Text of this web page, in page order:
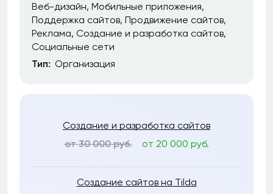
Веб-дизайн Мобильные приложения
Поддержка сайтов Продвижение сайтов
Реклама Создание и разработка сайтов
Социальные сети
Тип: Организация
Создание и разработка сайтов
от 30 000 руб.
от 20 000 руб.
Создание сайтов на Tilda